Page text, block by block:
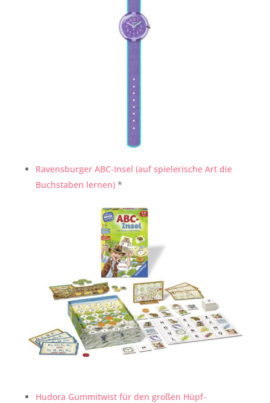
Ravensburger ABC-Insel (auf spielerische Art die
Buchstaben lernen)*
Hudora Gummitwist für den großen Hüpf-